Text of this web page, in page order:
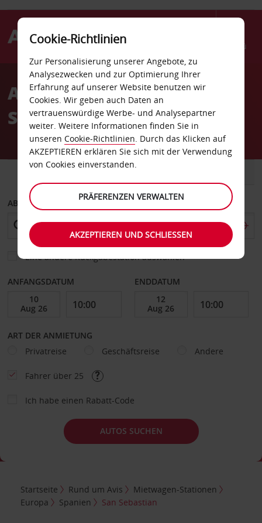
Menü
AvisAutovermietung San
Sebastian
ABHOLEN VON
Eine andere Rückgabestation auswählen
ANFANGSDATUM ENDDATUM
ART DER ANMIETUNG
Privatreise
Geschäftsreise Andere
Fahrer über 25
Ich habe einen Rabatt-Code
AUTOS SUCHEN
Startseite Rund um Avis
Mietwagen-Stationen
Europa
Spanien San Sebastian
Cookie-Richtlinien
Zur Personalisierung unserer Angebote, zu
Analysezwecken und zur Optimierung Ihrer
Erfahrung auf unserer Website benutzen wir
Cookies. Wir geben auch Daten an
vertrauenswürdige Werbe- und Analysepartner
weiter. Weitere Informationen finden Sie in
unseren Cookie-Richtlinien. Durch das Klicken auf
AKZEPTIEREN erklären Sie sich mit der Verwendung
von Cookies einverstanden.
PRÄFERENZEN VERWALTEN
AKZEPTIEREN UND SCHLIESSEN